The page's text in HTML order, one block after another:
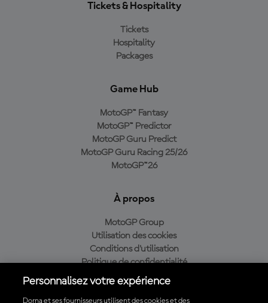
Tickets & Hospitality
Tickets
Hospitality
Packages
Game Hub
MotoGP™ Fantasy
MotoGP™ Predictor
MotoGP Guru Predict
MotoGP Guru Racing 25/26
MotoGP™26
À propos
MotoGP Group
Utilisation des cookies
Conditions d'utilisation
Politique de confidentialité
Politique d’achat
Personnalisez votre expérience
Dorna et ses fournisseurs utilisent des cookies et des